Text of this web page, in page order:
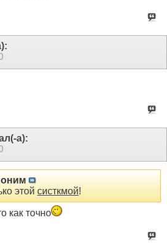
а):
этой систкмой!
как точно